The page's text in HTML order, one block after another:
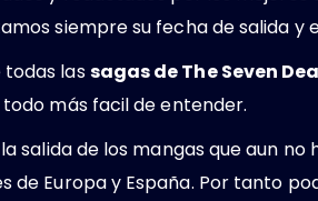
siempre su fecha de salida y
lassagas de The Seven
más facil de entender.
salida de los mangas que aun
de Europa y España. Por tanto